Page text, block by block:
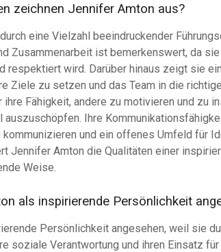
zeichnen Jennifer Amton aus?
eine Vielzahl beeindruckender
Zusammenarbeit ist bemerkenswert, da
respektiert wird. Darüber hinaus zeigt sie
Ziele zu setzen und das Team in die
Fähigkeit, andere zu motivieren und zu
Ihre
und ein offenes Umfeld für
Jennifer Amton die Qualitäten einer
Weise.
als inspirierende Persönlichkeit
Persönlichkeit angesehen, weil sie
soziale Verantwortung und ihren Einsatz